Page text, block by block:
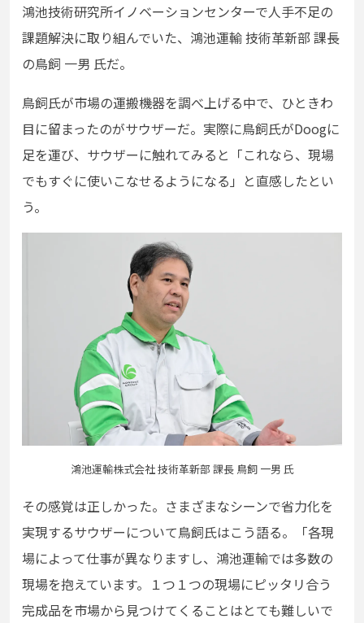
鴻池技術研究所イノベーションセンターで人手不足の
課題解決に取り組んでいた、鴻池運輸 技術革新部 課長
の鳥飼 一男 氏だ。
鳥飼氏が市場の運搬機器を調べ上げる中で、ひときわ
目に留まったのがサウザーだ。実際に鳥飼氏がDoogに
足を運び、サウザーに触れてみると「これなら、現場
でもすぐに使いこなせるようになる」と直感したとい
う。
鴻池運輸株式会社 技術革新部 課長 鳥飼 一男 氏
その感覚は正しかった。さまざまなシーンで省力化を
実現するサウザーについて鳥飼氏はこう語る。「各現
場によって仕事が異なりますし、鴻池運輸では多数の
現場を抱えています。１つ１つの現場にピッタリ合う
完成品を市場から見つけてくることはとても難しいで